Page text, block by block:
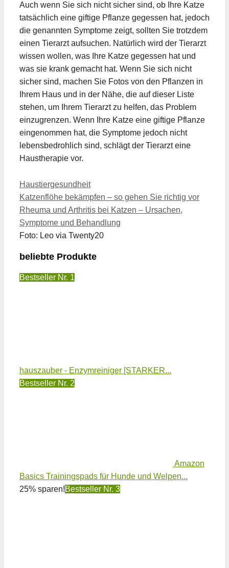
Auch wenn Sie sich nicht sicher sind, ob Ihre Katze
tatsächlich eine giftige Pflanze gegessen hat, jedoch
die genannten Symptome zeigt, sollten Sie trotzdem
einen Tierarzt aufsuchen. Natürlich wird der Tierarzt
wissen wollen, was Ihre Katze gegessen hat und
was sie krank gemacht hat. Wenn Sie sich nicht
sicher sind, machen Sie Fotos von den Pflanzen in
Ihrem Haus und in der Nähe, die auf dieser Liste
stehen, um Ihrem Tierarzt zu helfen, das Problem
einzugrenzen. Wenn Ihre Katze eine giftige Pflanze
eingenommen hat, die Symptome jedoch nicht
lebensbedrohlich sind, schlägt der Tierarzt eine
Haustherapie vor.
Kategorien
Haustiergesundheit
Katzenflöhe bekämpfen – so gehen Sie richtig vor
Rheuma und Arthritis bei Katzen – Ursachen,
Symptome und Behandlung
Foto: Leo via Twenty20
beliebte Produkte
Bestseller Nr. 1
hauszauber - Enzymreiniger [STARKER...
Bestseller Nr. 2
Amazon
Basics Trainingspads für Hunde und Welpen...
25% sparen!Bestseller Nr. 3